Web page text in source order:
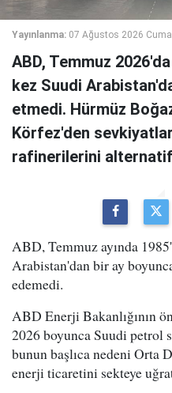
Yayınlanma: 07 Ağustos 2026
ABD, Temmuz
kez Suudi
etmedi. Hürmüz
Körfez'den
rafinerilerini
ABD, Temmuz ayında
Arabistan'dan bir ay
edemedi.
ABD Enerji Bakanlığının
2026 boyunca Suudi petrol
bunun başlıca nedeni Orta
enerji ticaretini sekteye